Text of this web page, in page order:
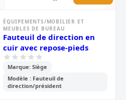
ÉQUIPEMENTS/MOBILIER ET
MEUBLES DE BUREAU
Fauteuil de direction en
cuir avec repose-pieds
Marque: Siège
Modèle : Fauteuil de
direction/président